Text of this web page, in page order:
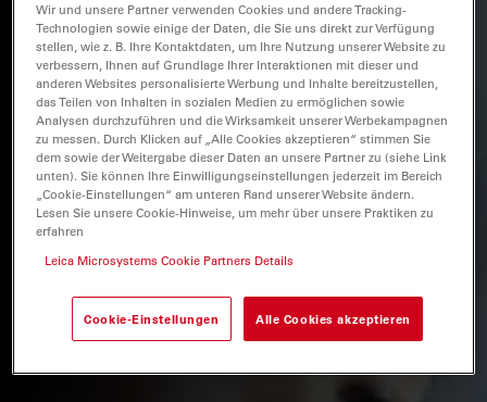
Wir und unsere Partner verwenden Cookies und andere Tracking-
Technologien sowie einige der Daten, die Sie uns direkt zur Verfügung
stellen, wie z. B. Ihre Kontaktdaten, um Ihre Nutzung unserer Website zu
verbessern, Ihnen auf Grundlage Ihrer Interaktionen mit dieser und
anderen Websites personalisierte Werbung und Inhalte bereitzustellen,
das Teilen von Inhalten in sozialen Medien zu ermöglichen sowie
Analysen durchzuführen und die Wirksamkeit unserer Werbekampagnen
zu messen. Durch Klicken auf „Alle Cookies akzeptieren“ stimmen Sie
dem sowie der Weitergabe dieser Daten an unsere Partner zu (siehe Link
unten). Sie können Ihre Einwilligungseinstellungen jederzeit im Bereich
„Cookie-Einstellungen“ am unteren Rand unserer Website ändern.
Lesen Sie unsere Cookie-Hinweise, um mehr über unsere Praktiken zu
erfahren
Leica Microsystems Cookie Partners Details
Cookie-Einstellungen Alle Cookies akzeptieren